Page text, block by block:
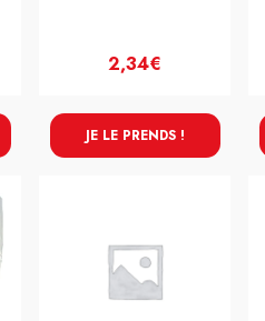
2,34€
JE LE PRENDS !